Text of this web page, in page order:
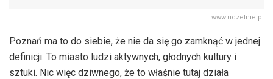
www.uczelnie.pl
Poznań ma to do siebie, że nie da się go zamknąć w jednej
definicji. To miasto ludzi aktywnych, głodnych kultury i
sztuki. Nic więc dziwnego, że to właśnie tutaj działa